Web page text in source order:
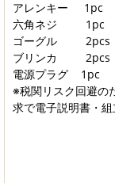
アレンキー 1pc
六角ネジ 1pc
ゴーグル 2pcs
ブリンカ 2pcs
電源プラグ 1pc
※税関リスク回避の
求で電子説明書・組